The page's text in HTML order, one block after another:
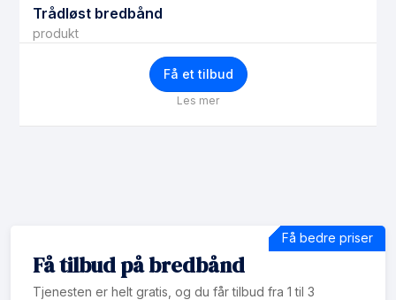
Trådløst bredbånd
produkt
Få et tilbud
Les mer
Få tilbud på bredbånd
Tjenesten er helt gratis, og du får tilbud fra 1 til 3
Få bedre priser